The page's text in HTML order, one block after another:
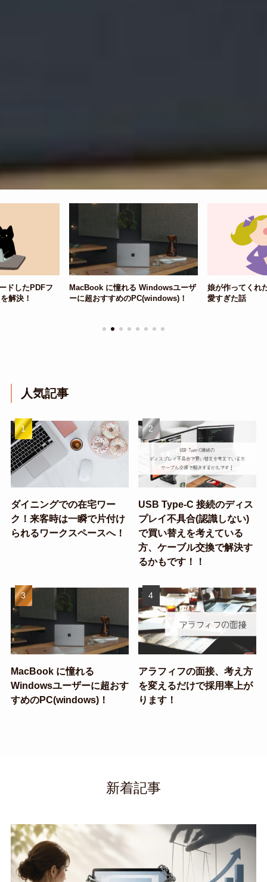
MacBook に憧れる Windowsユーザ
ーに超おすすめのPC(windows)！
娘が作ってくれた誕生日ケー
愛すぎた話
人気記事
ダイニングでの在宅ワー
ク！来客時は一瞬で片付け
られるワークスペースへ！
USB Type-C 接続のディス
プレイ不具合(認識しない)
で買い替えを考えている
方、ケーブル交換で解決す
るかもです！！
MacBook に憧れる
Windowsユーザーに超おす
すめのPC(windows)！
アラフィフの面接、考え方
を変えるだけで採用率上が
ります！
新着記事